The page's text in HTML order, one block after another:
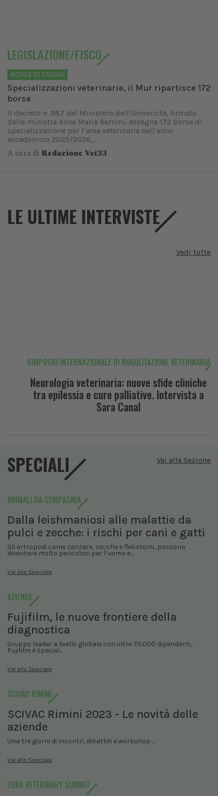
LEGISLAZIONE/FISCO
BORSE DI STUDIO
Specializzazioni veterinarie, il Mur ripartisce 172
borse
Il decreto n. 987 del Ministero dell’Università, firmato
dalla ministra Anna Maria Bernini, assegna 172 borse di
specializzazione per l’area veterinaria nell’anno
accademico 2025/2026,...
A cura di Redazione Vet33
LE ULTIME INTERVISTE
Vedi tutte
SIMPOSIO INTERNAZIONALE DI RIABILITAZIONE VETERINARIA
Neurologia veterinaria: nuove sfide cliniche
tra epilessia e cure palliative. Intervista a
Sara Canal
SPECIALI Vai alla Sezione
ANIMALI DA COMPAGNIA
Dalla leishmaniosi alle malattie da
pulci e zecche: i rischi per cani e gatti
Gli artropodi come zanzare, zecche e flebotomi, possono
diventare molto pericolosi per l’uomo e...
Vai allo Speciale
AZIENDE
Fujifilm, le nuove frontiere della
diagnostica
Gruppo leader a livello globale con oltre 70.000 dipendenti,
Fujifilm è special...
Vai allo Speciale
SCIVAC RIMINI
SCIVAC Rimini 2023 - Le novità delle
aziende
Una tre giorni di incontri, dibattiti e workshop ...
Vai allo Speciale
EDRA VETERINARY SUMMIT